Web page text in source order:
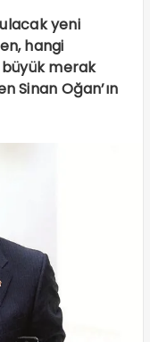
yeni
hangi
merak
Sinan Oğan’ın